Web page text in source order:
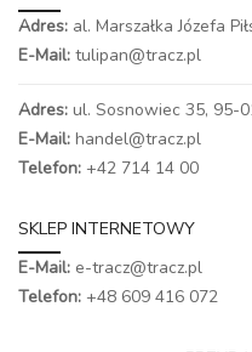
Adres: al. Marszałka Józefa
E-Mail: tulipan@tracz.pl
Adres: ul. Sosnowiec 35, 95-
E-Mail: handel@tracz.pl
Telefon: +42 714 14 00
SKLEP INTERNETOWY
E-Mail: e-tracz@tracz.pl
Telefon: +48 609 416 072